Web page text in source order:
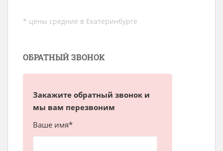
* цены средние в Екатеринбурге
ОБРАТНЫЙ ЗВОНОК
Закажите обратный звонок и
мы вам перезвоним
Ваше имя*